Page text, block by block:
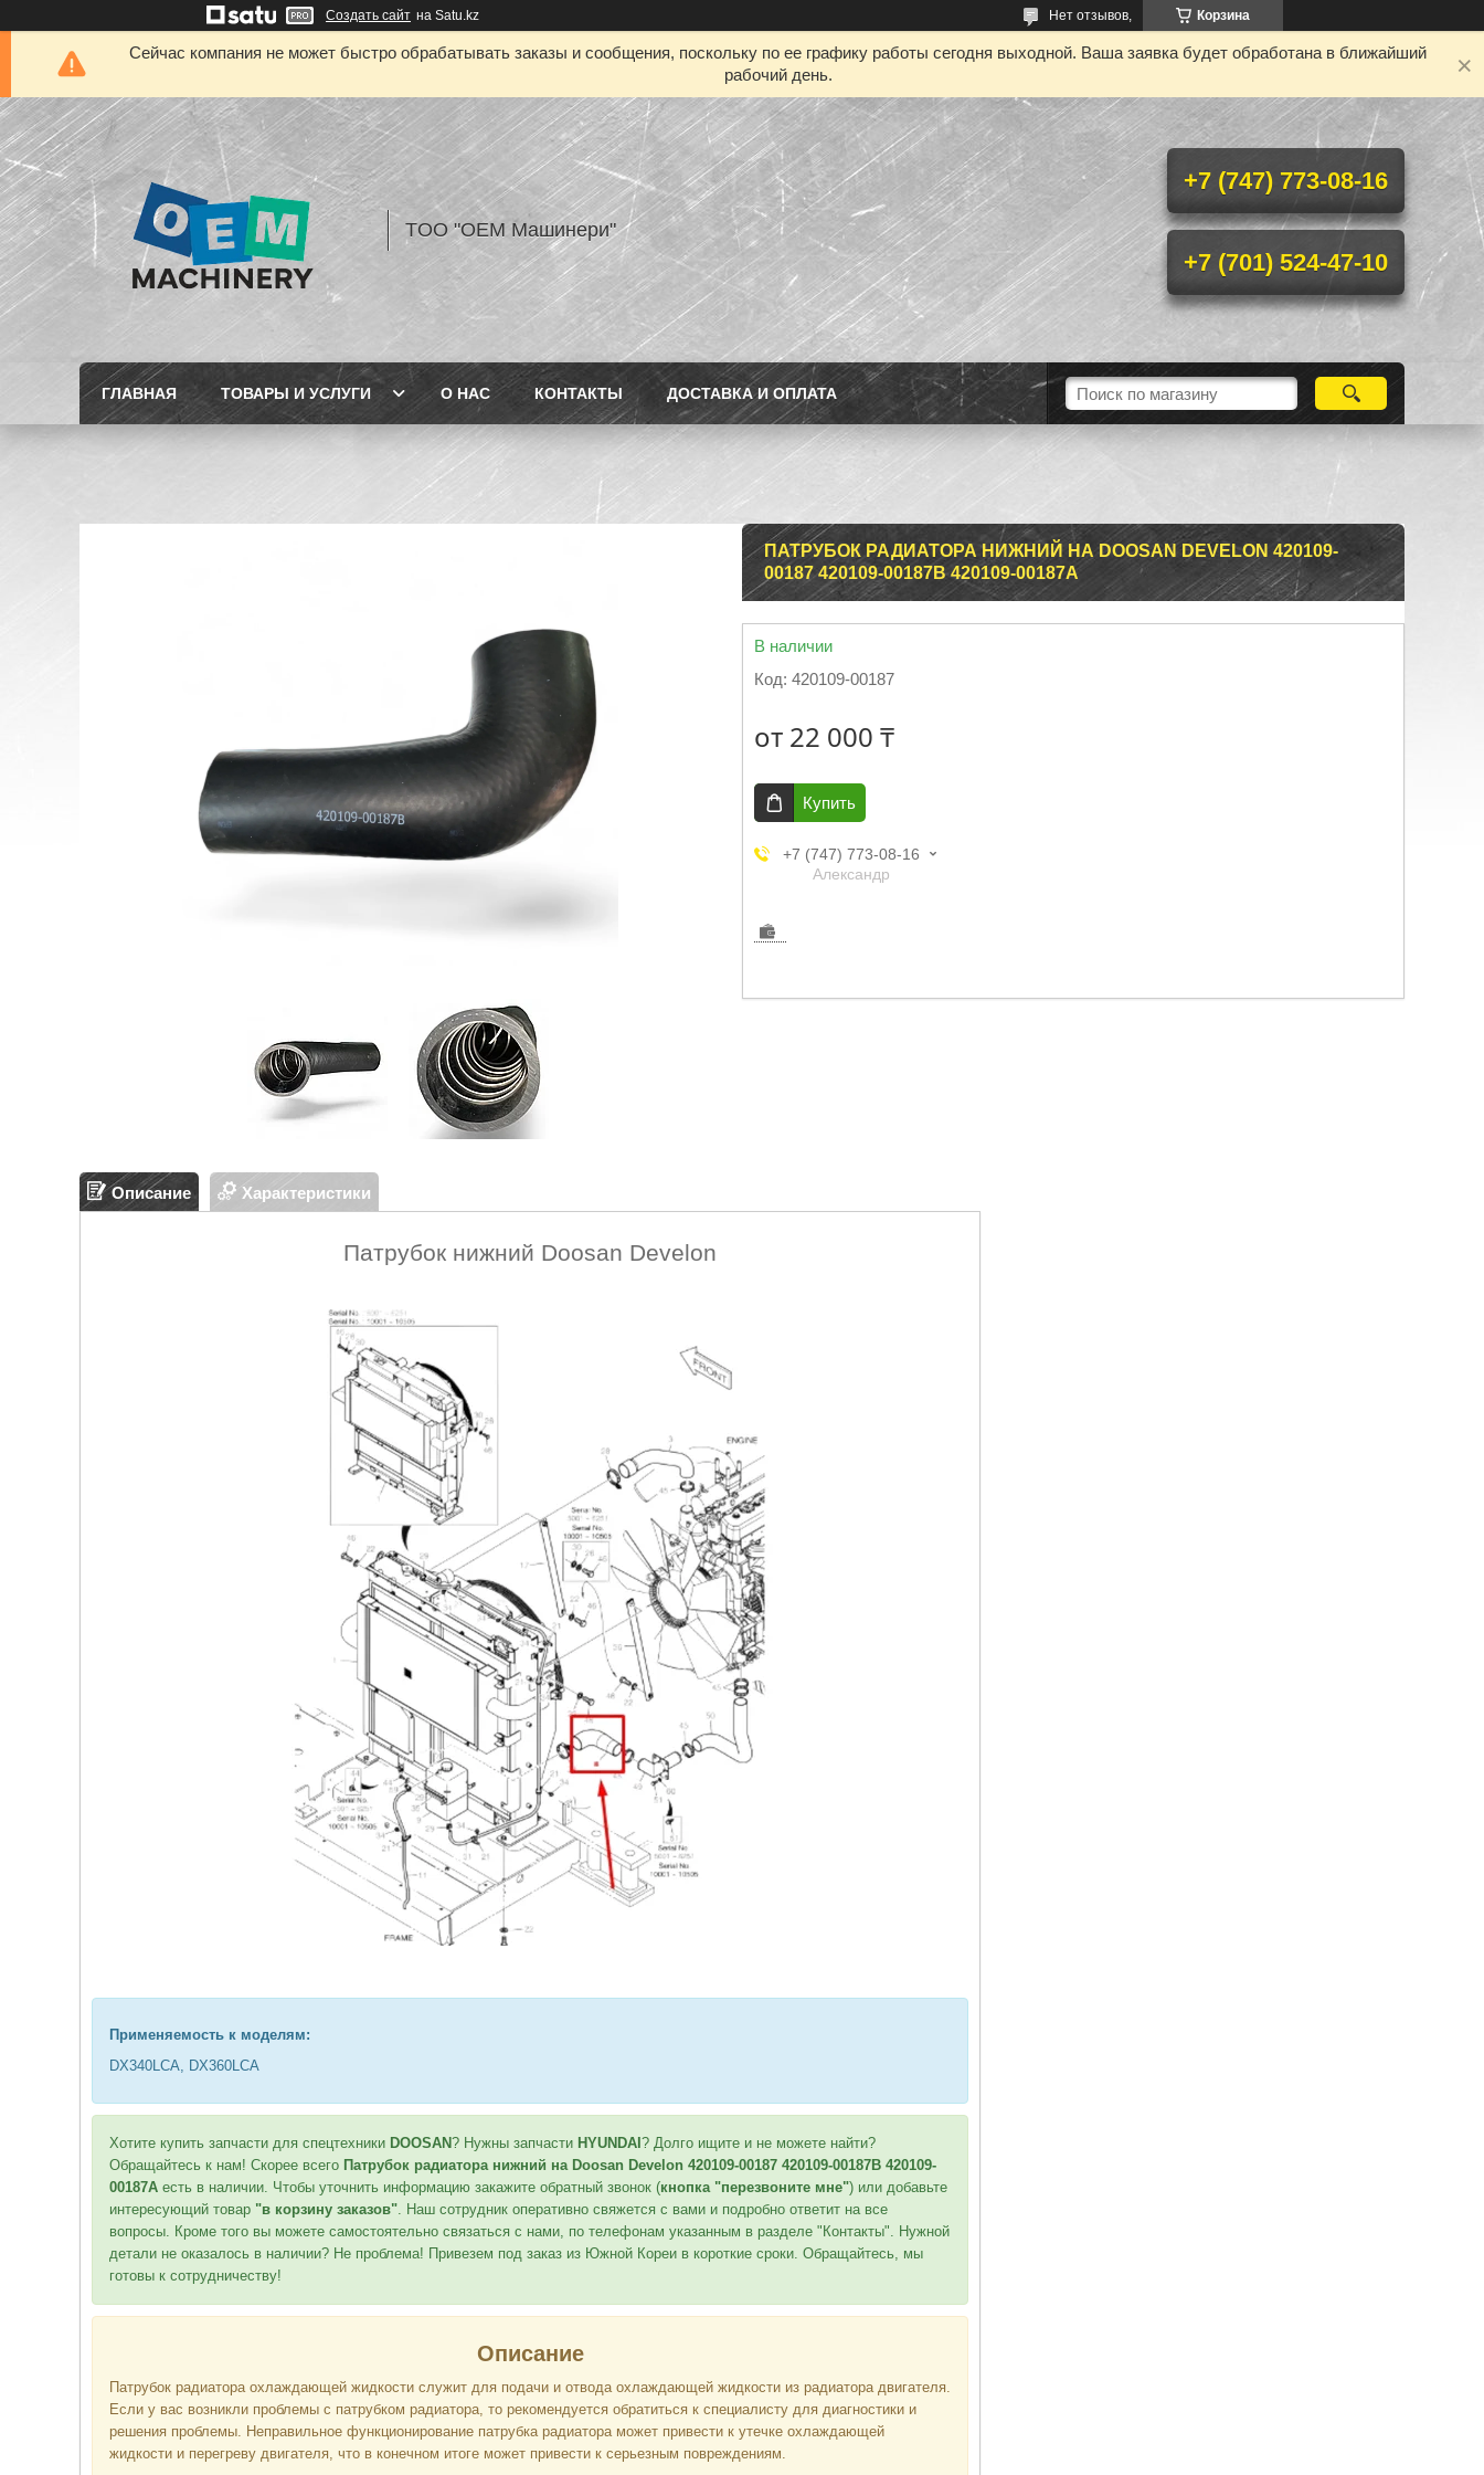
Создать сайт на Satu.kz Корзина
Нет отзывов,
Сейчас компания не может быстро обрабатывать заказы и сообщения, поскольку по ее графику работы сегодня выходной. Ваша заявка будет обработана в ближайший
рабочий день.
TOO "OEM Машинери"
+7 (747) 773-08-16
+7 (701) 524-47-10
ГЛАВНАЯ ТОВАРЫ И УСЛУГИ О НАС КОНТАКТЫ ДОСТАВКА И ОПЛАТА
ПАТРУБОК РАДИАТОРА НИЖНИЙ НА DOOSAN DEVELON 420109-
00187 420109-00187B 420109-00187A
В наличии
Код: 420109-00187
от 22 000 ₸
Купить
+7 (747) 773-08-16
Александр
Описание Характеристики
Патрубок нижний Doosan Develon
Применяемость к моделям:
DX340LCA, DX360LCA
Хотите купить запчасти для спецтехники DOOSAN? Нужны запчасти HYUNDAI ? Долго ищите и не можете найти?
Обращайтесь к нам! Скорее всего Патрубок радиатора нижний на Doosan Develon 420109-00187 420109-00187B 420109-
00187A есть в наличии. Чтобы уточнить информацию закажите обратный звонок (кнопка "перезвоните мне") или добавьте
интересующий товар "в корзину заказов". Наш сотрудник оперативно свяжется с вами и подробно ответит на все
вопросы. Кроме того вы можете самостоятельно связаться с нами, по телефонам указанным в разделе "Контакты". Нужной
детали не оказалось в наличии? Не проблема! Привезем под заказ из Южной Кореи в короткие сроки. Обращайтесь, мы
готовы к сотрудничеству!
Описание
Патрубок радиатора охлаждающей жидкости служит для подачи и отвода охлаждающей жидкости из радиатора двигателя.
Если у вас возникли проблемы с патрубком радиатора, то рекомендуется обратиться к специалисту для диагностики и
решения проблемы. Неправильное функционирование патрубка радиатора может привести к утечке охлаждающей
жидкости и перегреву двигателя, что в конечном итоге может привести к серьезным повреждениям.